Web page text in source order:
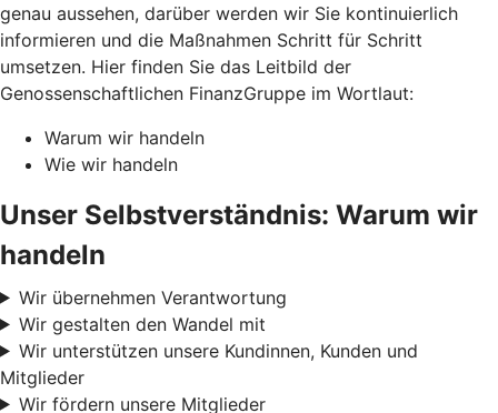
genau aussehen, darüber werden wir Sie kontinuierlich
informieren und die Maßnahmen Schritt für Schritt
umsetzen. Hier finden Sie das Leitbild der
Genossenschaftlichen FinanzGruppe im Wortlaut:
Warum wir handeln
Wie wir handeln
Unser Selbstverständnis: Warum wir
handeln
Wir übernehmen Verantwortung
Wir gestalten den Wandel mit
Wir unterstützen unsere Kundinnen, Kunden und
Mitglieder
Wir fördern unsere Mitglieder